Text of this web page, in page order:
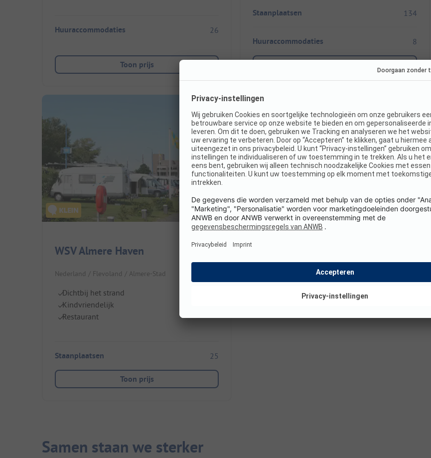
Huuraccommodaties 26
Toon prijs
Staanplaatsen 134
Huuraccommodaties 8
WSV Almere Haven
Nederland / Flevoland / Almere-Stad
Dichtbij het strand
Kindvriendelijk
Restaurant
Staanplaatsen 25
Toon prijs
Samen staan we sterker